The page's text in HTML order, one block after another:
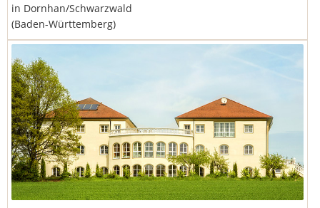
in Dornhan/Schwarzwald
(Baden-Württemberg)